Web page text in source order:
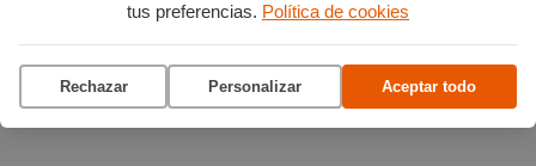
tus preferencias. Política de cookies
Rechazar Personalizar Aceptar todo